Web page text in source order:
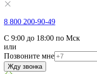
8 800 200-90-49
С 9:00 до 18:00 по Мск
или
Позвоните мне
Жду звонка